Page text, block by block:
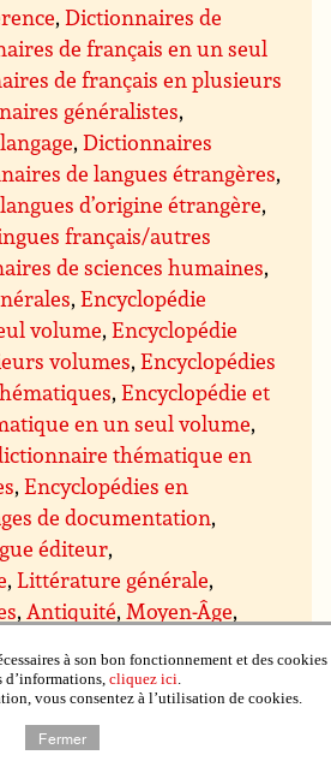
,Dictionnaires de
de français en un seul
de français en plusieurs
généralistes,
,Dictionnaires
de langues étrangères,
d’origine étrangère,
français/autres
de sciences humaines,
,Encyclopédie
volume,Encyclopédie
volumes,Encyclopédies
,Encyclopédie et
en un seul volume,
thématique en
,Encyclopédies en
de documentation,
éditeur,
,Littérature générale,
, Antiquité, Moyen-Âge,
francophones,Romans
et nouvelles de genre,
,Romans d’espionnage
à son bon fonctionnement et des cookies
d’informations, cliquez ici.
vous consentez à l’utilisation de cookies.
Fermer